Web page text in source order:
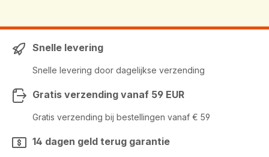
Snelle levering
Snelle levering door dagelijkse verzending
Gratis verzending vanaf 59 EUR
Gratis verzending bij bestellingen vanaf € 59
14 dagen geld terug garantie